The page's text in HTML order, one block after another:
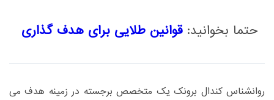
حتما بخوانید:قوانین طلایی برای هدف گذاری
روانشناس كندال برونک یک متخصص برجسته در زمینه هدف می